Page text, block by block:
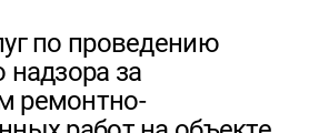
по проведению
надзора за
ремонтно-